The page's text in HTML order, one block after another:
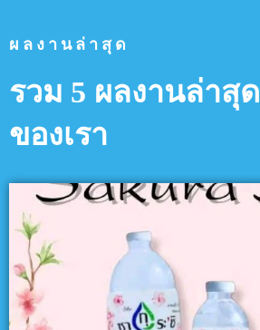
ผลงานล่าสุด
รวม 5 ผลงานล่าสุด
ของเรา